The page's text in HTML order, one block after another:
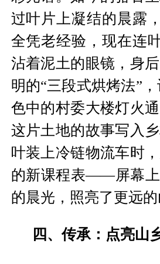
过叶片上凝结的晨露
全凭老经验，现在连
沾着泥土的眼镜，身
明的“三段式烘烤法”
色中的村委大楼灯火
这片土地的故事写入
叶装上冷链物流车时
的新课程表——屏幕上
的晨光，照亮了更远
四、传承：点亮山